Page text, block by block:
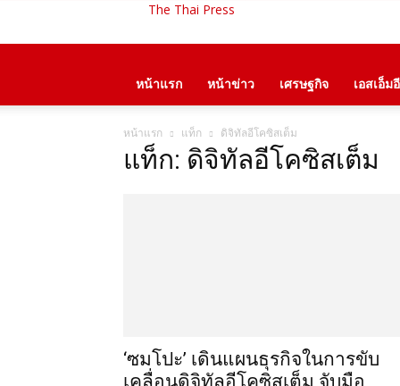
The Thai Press
หน้าแรก หน้าข่าว เศรษฐกิจ เอสเอ็มอี
หน้าแรก แท็ก ดิจิทัลอีโคซิสเต็ม
แท็ก: ดิจิทัลอีโคซิสเต็ม
‘ซมโปะ’ เดินแผนธุรกิจในการขับ
เคลื่อนดิจิทัลอีโคซิสเต็ม จับมือ